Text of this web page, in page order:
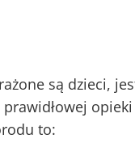
są dzieci,
to: